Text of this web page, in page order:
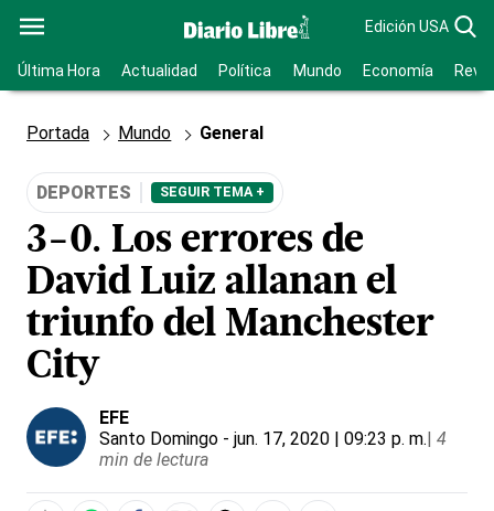
Edición USA
Última Hora Actualidad Política Mundo Economía
Portada Mundo General
DEPORTES SEGUIR TEMA +
3-0. Los errores de
David Luiz allanan el
triunfo del Manchester
City
EFE
Santo Domingo - jun. 17, 2020 | 09:23 p. m.| 4
min de lectura